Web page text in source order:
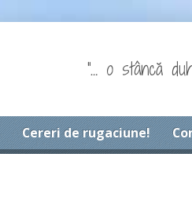
"… o stâncă
Cereri de rugaciune!